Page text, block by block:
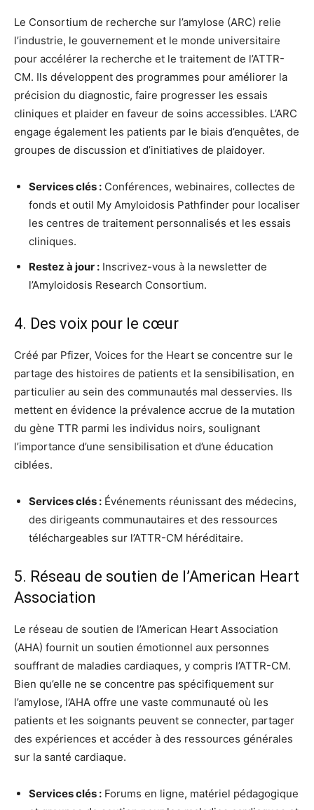
Le Consortium de recherche sur l’amylose (ARC) relie
l’industrie, le gouvernement et le monde universitaire
pour accélérer la recherche et le traitement de l’ATTR-
CM. Ils développent des programmes pour améliorer la
précision du diagnostic, faire progresser les essais
cliniques et plaider en faveur de soins accessibles. L’ARC
engage également les patients par le biais d’enquêtes, de
groupes de discussion et d’initiatives de plaidoyer.
Services clés : Conférences, webinaires, collectes de
fonds et outil My Amyloidosis Pathfinder pour localiser
les centres de traitement personnalisés et les essais
cliniques.
Restez à jour : Inscrivez-vous à la newsletter de
l’Amyloidosis Research Consortium.
4. Des voix pour le cœur
Créé par Pfizer, Voices for the Heart se concentre sur le
partage des histoires de patients et la sensibilisation, en
particulier au sein des communautés mal desservies. Ils
mettent en évidence la prévalence accrue de la mutation
du gène TTR parmi les individus noirs, soulignant
l’importance d’une sensibilisation et d’une éducation
ciblées.
Services clés : Événements réunissant des médecins,
des dirigeants communautaires et des ressources
téléchargeables sur l’ATTR-CM héréditaire.
5. Réseau de soutien de l’American Heart
Association
Le réseau de soutien de l’American Heart Association
(AHA) fournit un soutien émotionnel aux personnes
souffrant de maladies cardiaques, y compris l’ATTR-CM.
Bien qu’elle ne se concentre pas spécifiquement sur
l’amylose, l’AHA offre une vaste communauté où les
patients et les soignants peuvent se connecter, partager
des expériences et accéder à des ressources générales
sur la santé cardiaque.
Services clés : Forums en ligne, matériel pédagogique